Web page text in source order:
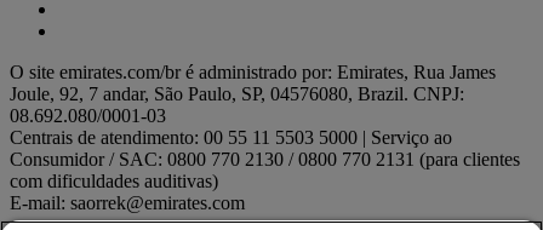
O site emirates.com/br é administrado por: Emirates, Rua James
Joule, 92, 7 andar, São Paulo, SP, 04576080, Brazil. CNPJ:
08.692.080/0001-03
Centrais de atendimento: 00 55 11 5503 5000 | Serviço ao
Consumidor / SAC: 0800 770 2130 / 0800 770 2131 (para clientes
com dificuldades auditivas)
E-mail: saorrek@emirates.com